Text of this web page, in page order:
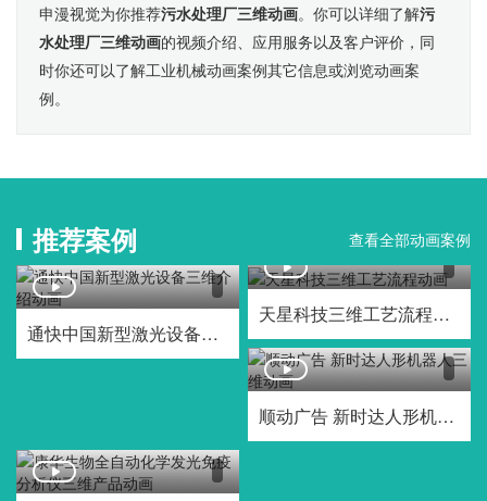
申漫视觉为你推荐污水处理厂三维动画。你可以详细了解污
水处理厂三维动画的视频介绍、应用服务以及客户评价，同
时你还可以了解工业机械动画案例其它信息或浏览动画案
例。
推荐案例 查看全部动画案例
通快中国新型激光设备三维介绍动画
天星科技三维工艺流程动画
顺动广告 新时达人形机器人三维动画